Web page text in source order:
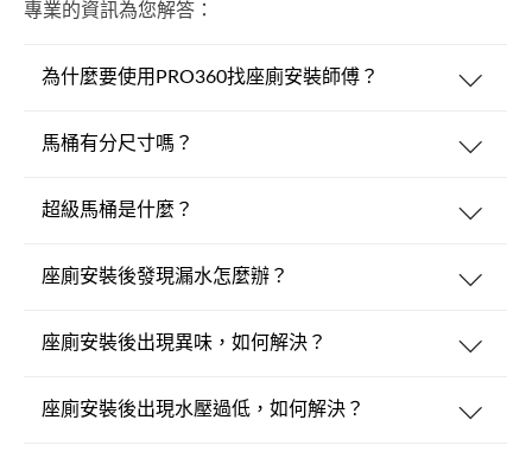
專業的資訊為您解答：
為什麼要使用PRO360找座廁安裝師傅？
馬桶有分尺寸嗎？
超級馬桶是什麼？
座廁安裝後發現漏水怎麼辦？
座廁安裝後出現異味，如何解決？
座廁安裝後出現水壓過低，如何解決？